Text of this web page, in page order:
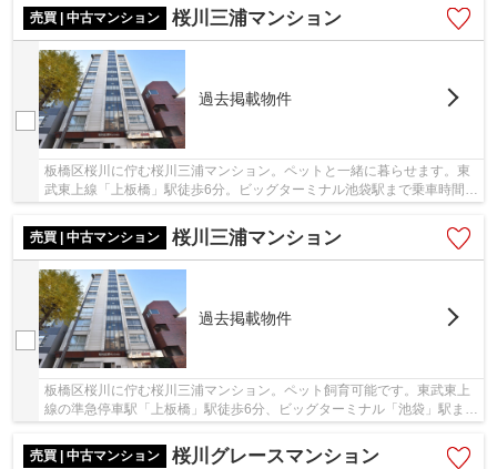
売買 | 中古マンション
桜川三浦マンション
過去掲載物件
板橋区桜川に佇む桜川三浦マンション。ペットと一緒に暮らせます。東
武東上線「上板橋」駅徒歩6分。ビッグターミナル池袋駅まで乗車時間約
8分です。物件から徒歩5分ほどで、城北中央公...
売買 | 中古マンション
桜川三浦マンション
過去掲載物件
板橋区桜川に佇む桜川三浦マンション。ペット飼育可能です。東武東上
線の準急停車駅「上板橋」駅徒歩6分、ビッグターミナル「池袋」駅まで
乗車時間約6分でアクセス可能です。城北中央...
売買 | 中古マンション
桜川グレースマンション